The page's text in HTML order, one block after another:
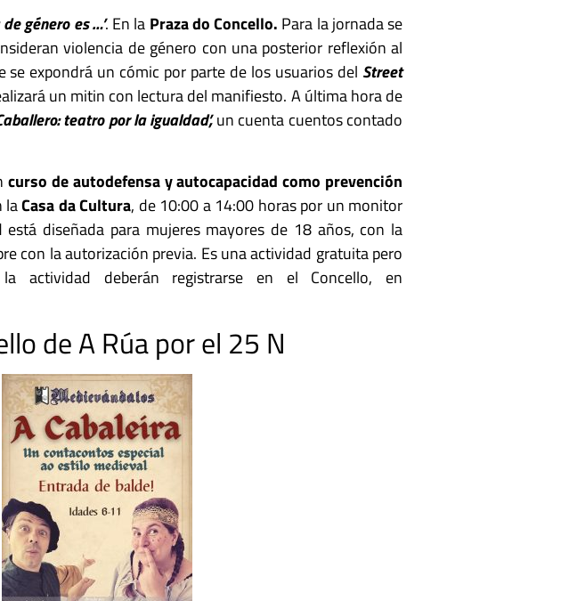
de género es …’. En la Praza do Concello. Para la jornada se
violencia de género con una posterior reflexión al
expondrá un cómic por parte de los usuarios del Street
un mitin con lectura del manifiesto. A última hora de
teatro por la igualdad’,un cuenta cuentos contado
curso de autodefensa y autocapacidad como prevención
laCasa da Cultura, de 10:00 a 14:00 horas por un monitor
está diseñada para mujeres mayores de 18 años, con la
con la autorización previa. Es una actividad gratuita pero
actividad deberán registrarse en el Concello, en
de A Rúa por el 25 N